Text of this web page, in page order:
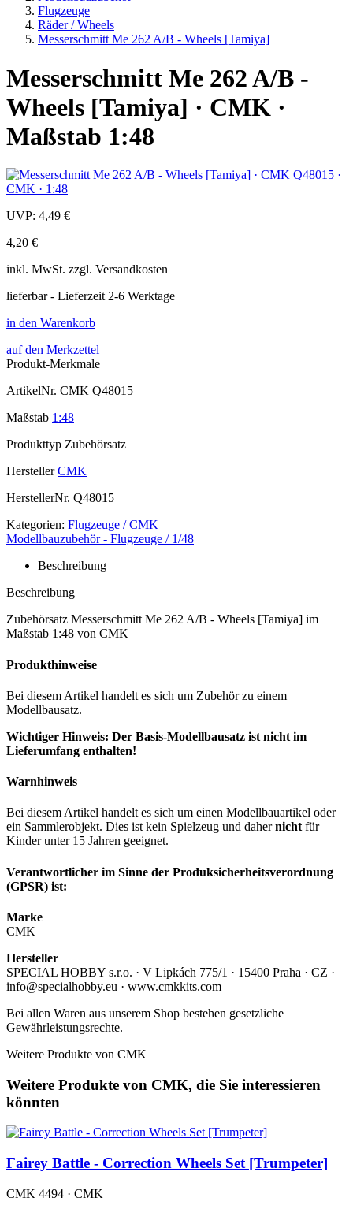
Flugzeuge
Räder / Wheels
Messerschmitt Me 262 A/B - Wheels [Tamiya]
Messerschmitt Me 262 A/B -
Wheels [Tamiya] · CMK ·
Maßstab 1:48
UVP: 4,49 €
4,20 €
inkl. MwSt. zzgl. Versandkosten
lieferbar - Lieferzeit 2-6 Werktage
in den Warenkorb
auf den Merkzettel
Produkt-Merkmale
ArtikelNr. CMK Q48015
Maßstab 1:48
Produkttyp Zubehörsatz
Hersteller CMK
HerstellerNr. Q48015
Kategorien: Flugzeuge / CMK
Modellbauzubehör - Flugzeuge / 1/48
Beschreibung
Beschreibung
Zubehörsatz Messerschmitt Me 262 A/B - Wheels [Tamiya] im
Maßstab 1:48 von CMK
Produkthinweise
Bei diesem Artikel handelt es sich um Zubehör zu einem
Modellbausatz.
Wichtiger Hinweis: Der Basis-Modellbausatz ist nicht im
Lieferumfang enthalten!
Warnhinweis
Bei diesem Artikel handelt es sich um einen Modellbauartikel oder
ein Sammlerobjekt. Dies ist kein Spielzeug und dahernicht für
Kinder unter 15 Jahren geeignet.
Verantwortlicher im Sinne der Produksicherheitsverordnung
(GPSR) ist:
Marke
CMK
Hersteller
SPECIAL HOBBY s.r.o. · V Lipkách 775/1 · 15400 Praha · CZ ·
info@specialhobby.eu · www.cmkkits.com
Bei allen Waren aus unserem Shop bestehen gesetzliche
Gewährleistungsrechte.
Weitere Produkte von CMK
Weitere Produkte von CMK, die Sie interessieren
könnten
Fairey Battle - Correction Wheels Set [Trumpeter]
CMK 4494 · CMK